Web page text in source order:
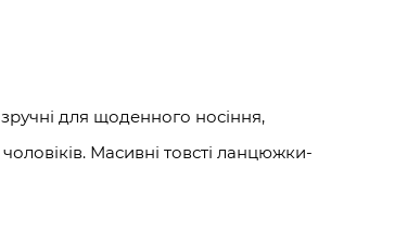
для щоденного носіння,
Масивні товсті ланцюжки-